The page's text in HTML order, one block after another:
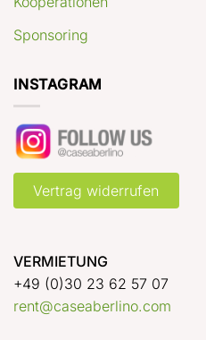
Sponsoring
INSTAGRAM
Vertrag widerrufen
VERMIETUNG
+49 (0)30 23 62 57 07
rent@caseaberlino.com